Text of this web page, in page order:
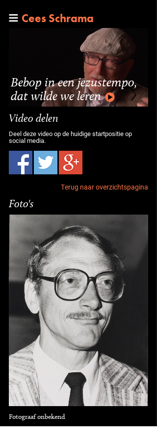
Cees Schrama
Bebop in een jezustempo,
dat wilde we leren
Video delen
Deel deze video op de huidige startpositie op
social media.
Terug naar overzichtspagina
Foto's
Fotograaf onbekend